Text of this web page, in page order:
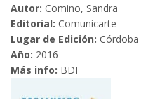
Autor: Comino, Sandra
Editorial: Comunicarte
Lugar de Edición: Córdoba
Año: 2016
Más info: BDI